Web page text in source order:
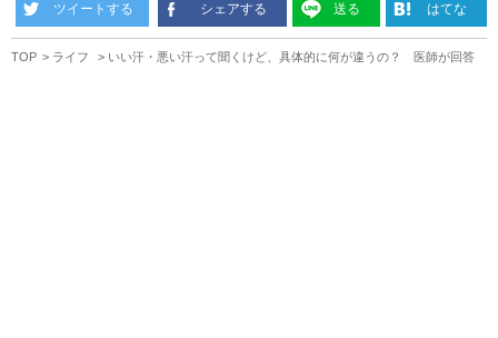
ツイートする シェアする 送る はてな
TOP ライフ いい汗・悪い汗って聞くけど、具体的に何が違うの？ 医師が回答